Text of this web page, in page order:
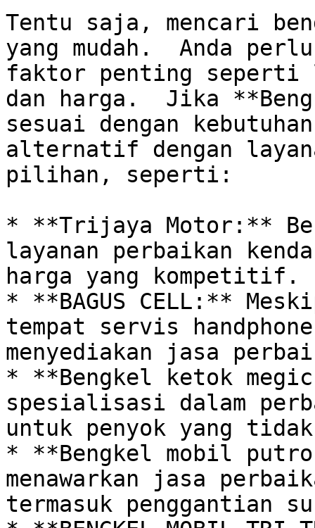
Tentu saja, mencari
yang mudah.  Anda perlu
faktor penting seperti
dan harga.  Jika
sesuai dengan
alternatif dengan
pilihan, seperti:
* **Trijaya Motor:**
layanan perbaikan
harga yang kompetitif.
* **BAGUS CELL:**
tempat servis
menyediakan jasa
* **Bengkel ketok
spesialisasi dalam
untuk penyok yang
* **Bengkel mobil
menawarkan jasa
termasuk penggantian